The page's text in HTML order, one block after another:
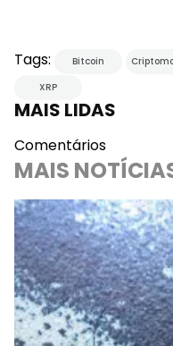
Tags: Bitcoin
XRP
MAIS LIDAS
Comentários
MAIS